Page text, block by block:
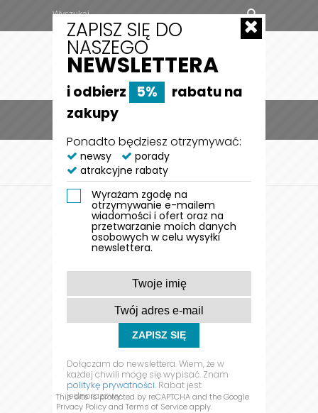
MENU
STRONA GŁÓWNA DLA PSA
ZABAWKI Z PRZYSMAKAMI
ZABAWKI Z
PRZYSMAKAMI
FILTRUJ WYNIKI
ZAPISZ SIĘ DO
NASZEGO
NEWSLETTERA
i odbierz 5%
rabatu na
zakupy
Ponadto będziesz otrzymywać:
newsy
porady
atrakcyjne rabaty
Wyrażam zgodę na
otrzymywanie e-mailem
wiadomości i ofert oraz na
przetwarzanie moich danych
osobowych w celu wysyłki
newslettera.
ZAPISZ SIĘ
Dołączam do newslettera. Wiem, że w
każdej chwili mogę się wypisać. Znam
politykę prywatności. Rabat jest
jednorazowy.
This site is protected by reCAPTCHA and the Google
Privacy Policyand Terms of Serviceapply.